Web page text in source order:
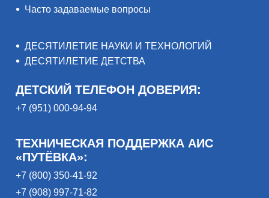
Часто задаваемые вопросы
ДЕСЯТИЛЕТИЕ НАУКИ И ТЕХНОЛОГИЙ
ДЕСЯТИЛЕТИЕ ДЕТСТВА
ДЕТСКИЙ ТЕЛЕФОН ДОВЕРИЯ:
+7 (951) 000-94-94
ТЕХНИЧЕСКАЯ ПОДДЕРЖКА АИС
«ПУТЁВКА»:
+7 (800) 350-41-92
+7 (908) 997-71-82